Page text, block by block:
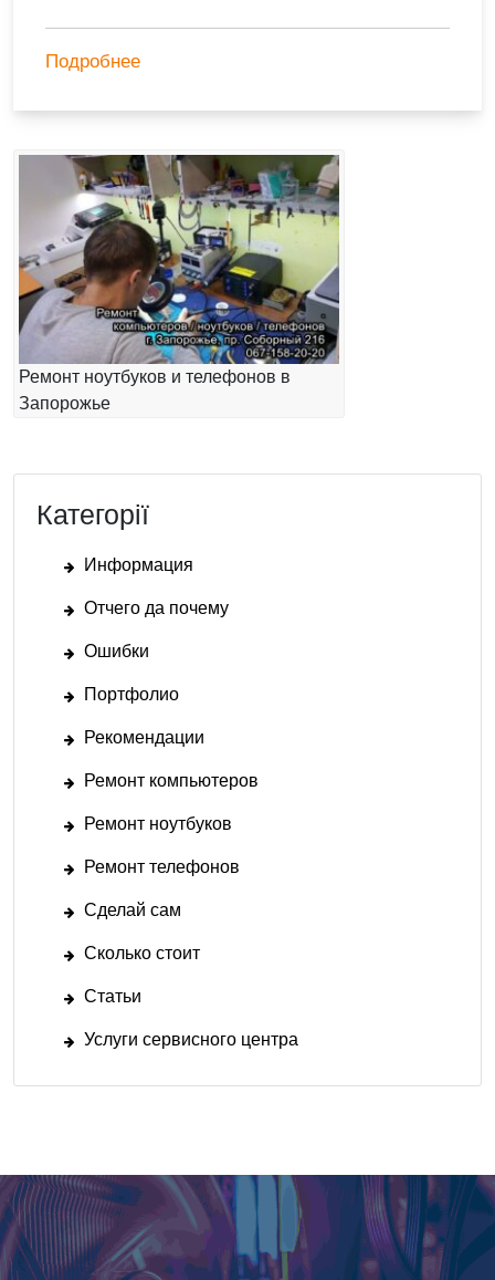
Подробнее
Ремонт ноутбуков и телефонов в
Запорожье
Категорії
Информация
Отчего да почему
Ошибки
Портфолио
Рекомендации
Ремонт компьютеров
Ремонт ноутбуков
Ремонт телефонов
Сделай сам
Сколько стоит
Статьи
Услуги сервисного центра